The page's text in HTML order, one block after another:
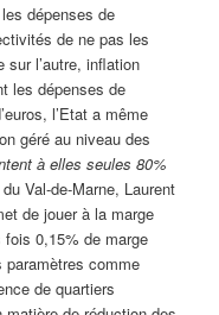
dépenses de
de ne pas les
sur l’autre, inflation
les dépenses de
l’Etat a même
géré au niveau des
à elles seules 80%
Val-de-Marne, Laurent
de jouer à la marge
fois 0,15% de marge
paramètres comme
de quartiers